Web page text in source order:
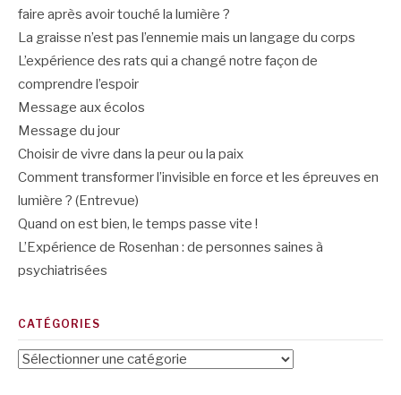
faire après avoir touché la lumière ?
La graisse n’est pas l’ennemie mais un langage du corps
L’expérience des rats qui a changé notre façon de
comprendre l’espoir
Message aux écolos
Message du jour
Choisir de vivre dans la peur ou la paix
Comment transformer l’invisible en force et les épreuves en
lumière ? (Entrevue)
Quand on est bien, le temps passe vite !
L’Expérience de Rosenhan : de personnes saines à
psychiatrisées
CATÉGORIES
Catégories